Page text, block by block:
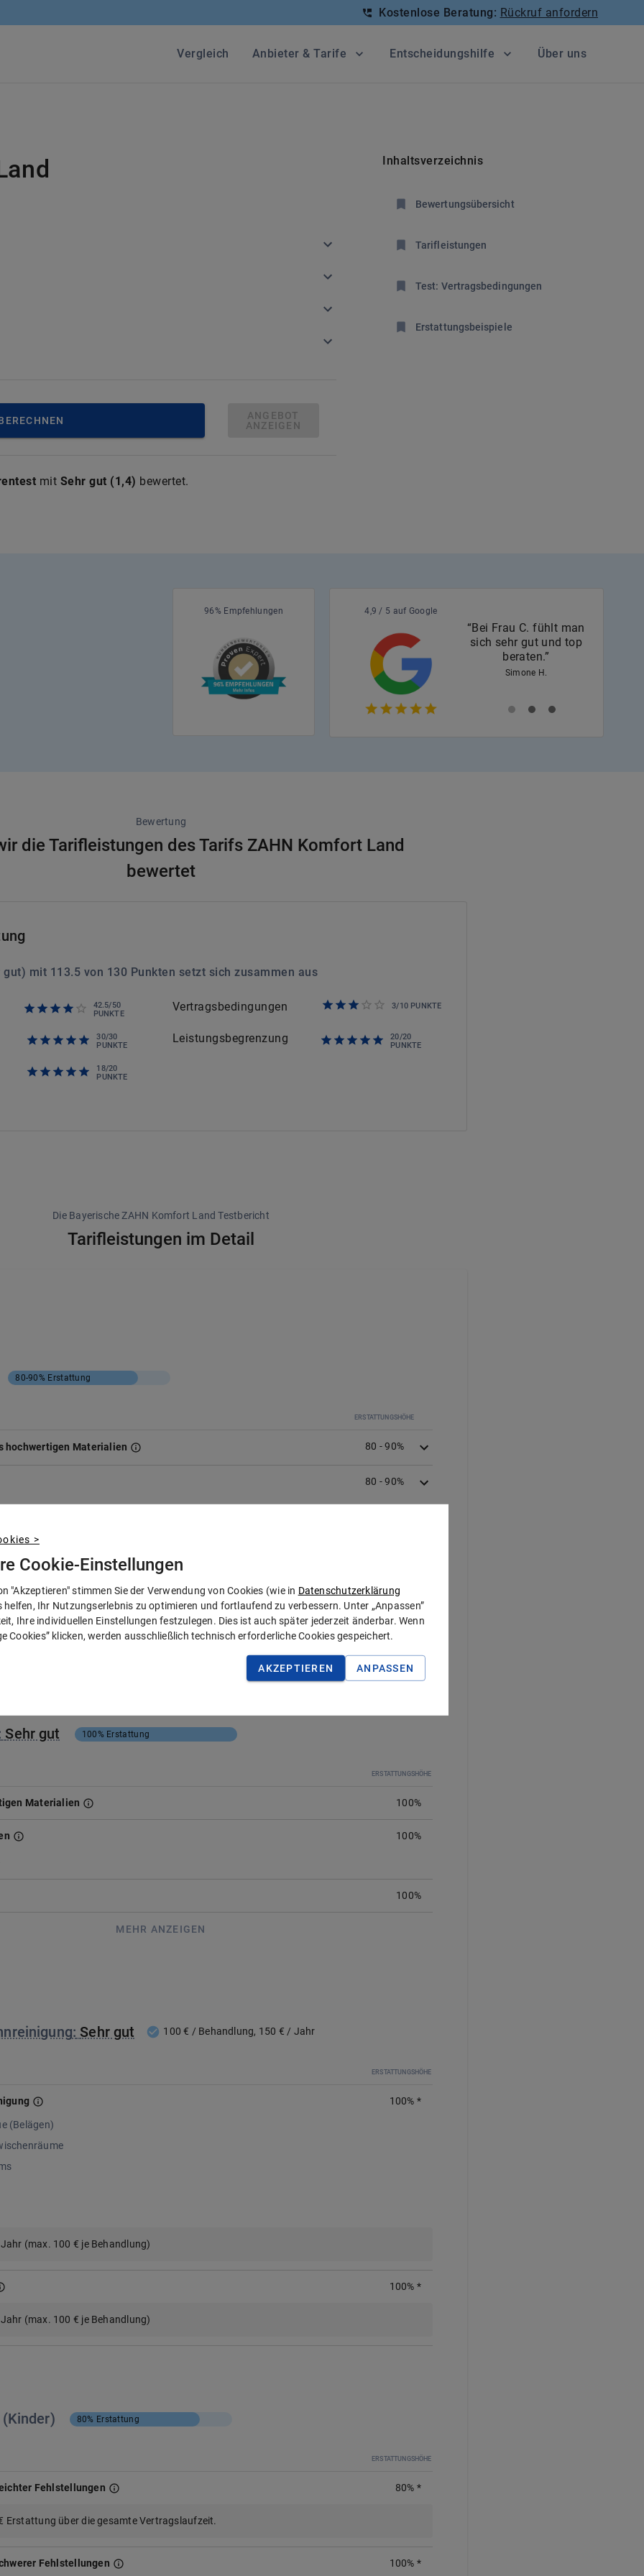
Kostenlose Beratung: Rückruf anfordern
Vergleich Anbieter & Tarife Entscheidungshilfe Über uns
ANGEBOT
ANZEIGEN
mit Sehr gut (1,4) bewertet.
Inhaltsverzeichnis
Bewertungsübersicht
Tarifleistungen
Test: Vertragsbedingungen
Erstattungsbeispiele
96% Empfehlungen 4,9 / 5 auf Google
“Bei Frau C. fühlt man
sich sehr gut und top
beraten.”
Simone H.
Bewertung
die Tarifleistungen des Tarifs ZAHN Komfort Land
bewertet
gut) mit 113.5 von 130 Punkten setzt sich zusammen aus
42.5/50
PUNKTE
Vertragsbedingungen 3/10 PUNKTE
30/30
PUNKTE
Leistungsbegrenzung 20/20
PUNKTE
18/20
PUNKTE
Die Bayerische ZAHN Komfort Land Testbericht
Tarifleistungen im Detail
80-90% Erstattung
ERSTATTUNGSHÖHE
hochwertigen Materialien 80 - 90%
80 -90%
(Regelversorgung), Erstattung des Eigenanteils (35%) 100%
MEHR ANZEIGEN
Sehr gut 100% Erstattung
ERSTATTUNGSHÖHE
Materialien 100%
100%
100%
MEHR ANZEIGEN
: Sehr gut 100 € / Behandlung, 150 € / Jahr
ERSTATTUNGSHÖHE
(Belägen)
100% *
(max. 100 € je Behandlung)
100% *
(max. 100 € je Behandlung)
80% Erstattung
ERSTATTUNGSHÖHE
Fehlstellungen 80% *
Erstattung über die gesamte Vertragslaufzeit.
Fehlstellungen 100% *
>
Cookie-Einstellungen
"Akzeptieren" stimmen Sie der Verwendung von Cookies (wie in Datenschutzerklärung
Ihr Nutzungserlebnis zu optimieren und fortlaufend zu verbessern. Unter „Anpassen”
Ihre individuellen Einstellungen festzulegen. Dies ist auch später jederzeit änderbar. Wenn
Cookies” klicken, werden ausschließlich technisch erforderliche Cookies gespeichert.
ANPASSEN
AKZEPTIEREN